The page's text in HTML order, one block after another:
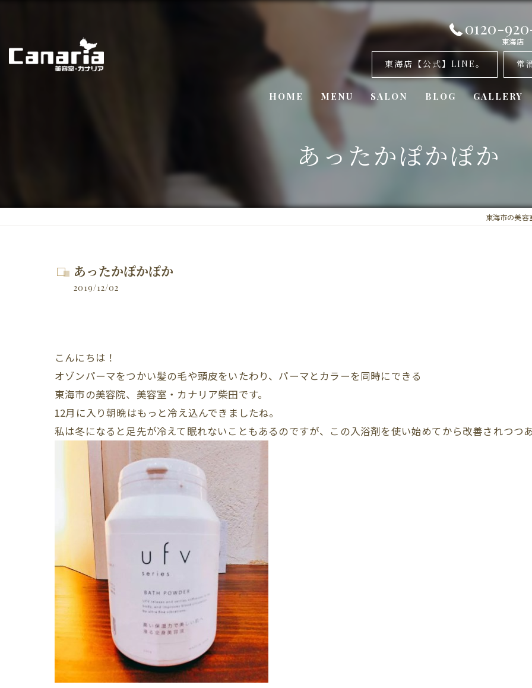
0120-
東海店
東海店【公式】LINE。 常
HOME MENU SALON
美容室・カナリア 常滑店
BLOG GALLERY
あったかぽかぽか
東海市の美容
あったかぽかぽか
2019/12/02
こんにちは！
オゾンパーマをつかい髪の毛や頭皮をいたわり、パーマとカラーを同時にできる
東海市の美容院、美容室・カナリア柴田です。
12月に入り朝晩はもっと冷え込んできましたね。
私は冬になると足先が冷えて眠れないこともあるのですが、この入浴剤を使い始めてから改善されつつ